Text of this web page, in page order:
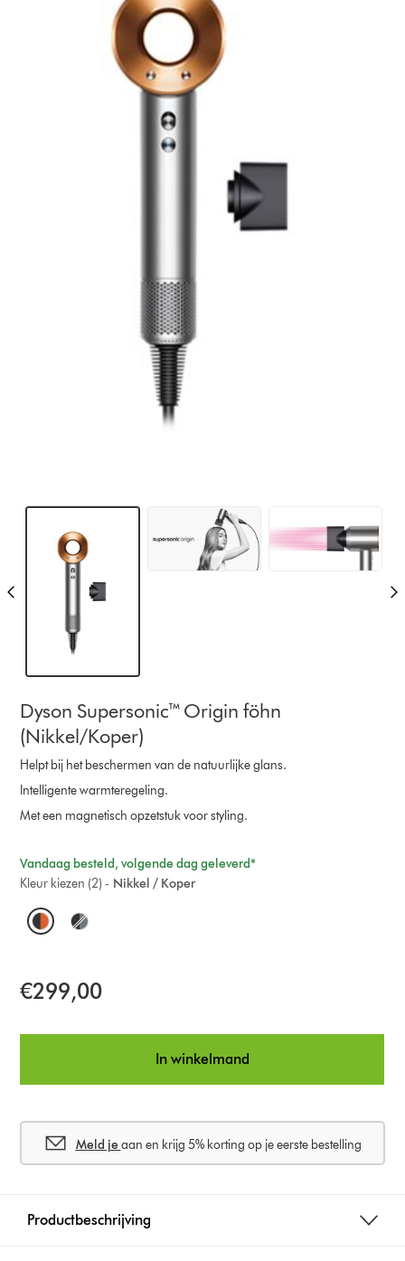
Dyson Supersonic™ Origin föhn
(Nikkel/Koper)
Helpt bij het beschermen van de natuurlijke glans.
Intelligente warmteregeling.
Met een magnetisch opzetstuk voor styling.
Vandaag besteld, volgende dag geleverd*
Nikkel / Koper
Kleur kiezen (2) -
O
t
n
s
€299,00
In winkelmand
Meld je aan en krijg 5% korting op je eerste bestelling
Productbeschrijving